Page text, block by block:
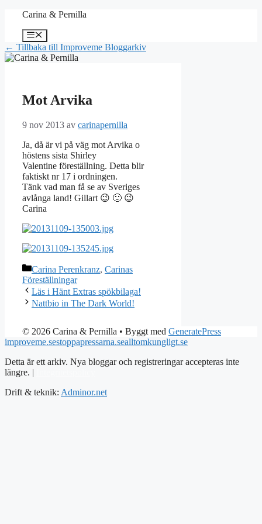
Hoppa
innehåll
Carina & Pernilla
Meny
← Tillbaka till Improveme Bloggarkiv
Mot Arvika
9 nov 2013 av carinapernilla
Ja, då är vi på väg mot Arvika o
höstens sista Shirley
Valentine föreställning. Detta blir
faktiskt nr 17 i ordningen.
Tänk vad man få se av Sveriges
avlånga land! Gillart 😉 🙂 😉
Carina
Kategorier
Carina Perenkranz, Carinas
Föreställningar
Läs i Hänt Extras spökbilaga!
Nattbio in The Dark World!
© 2026 Carina & Pernilla • Byggt med GeneratePress
improveme.sestoppapressarna.sealltomkungligt.se
Detta är ett arkiv. Nya bloggar och registreringar accepteras inte
längre. |
Drift & teknik: Adminor.net